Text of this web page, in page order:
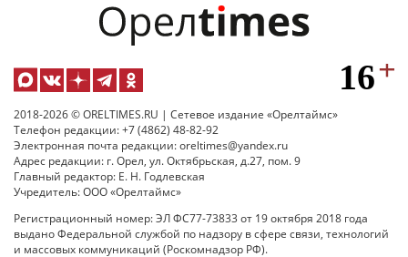
2018-2026 © ORELTIMES.RU | Сетевое издание «Орелтаймс»
Телефон редакции: +7 (4862) 48-82-92
Электронная почта редакции: oreltimes@yandex.ru
Адрес редакции: г. Орел, ул. Октябрьская, д.27, пом. 9
Главный редактор: Е. Н. Годлевская
Учредитель: ООО «Орелтаймс»
Регистрационный номер: ЭЛ ФС77-73833 от 19 октября 2018 года
выдано Федеральной службой по надзору в сфере связи, технологий
и массовых коммуникаций (Роскомнадзор РФ).